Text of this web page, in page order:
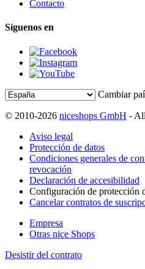
Contacto
Síguenos en
Cambiar
© 2010-2026 niceshops GmbH -
Aviso legal
Protección de datos
Condiciones generales de
revocación
Declaración de accesibilidad
Configuración de protección
Cancelar contratos de
Empresa
Otras nice Shops
Desistir del contrato